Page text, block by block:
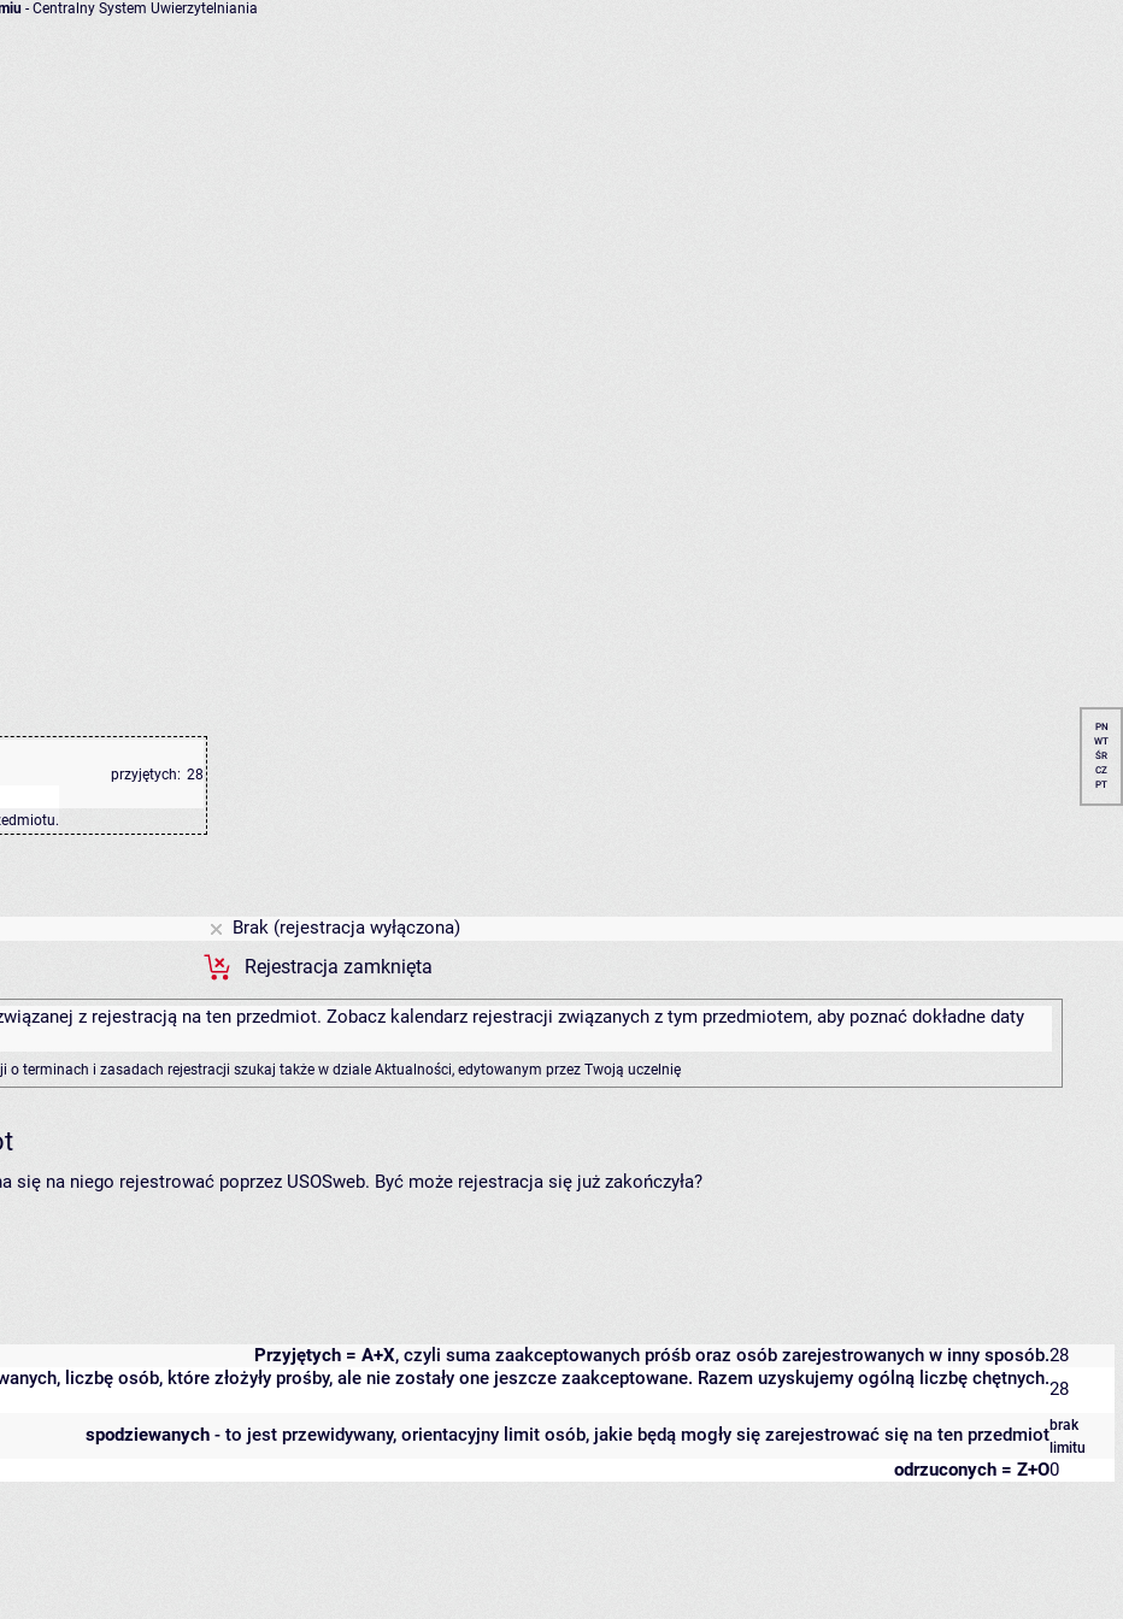
- Centralny System Uwierzytelniania
przyjętych: 28
.
PN
WT
ŚR
CZ
PT
Brak (rejestracja wyłączona)
Rejestracja zamknięta
z rejestracją na ten przedmiot. Zobacz kalendarz rejestracji związanych z tym przedmiotem, aby poznać dokładne daty
o terminach i zasadach rejestracji szukaj także w dziale Aktualności, edytowanym przez Twoją uczelnię
na niego rejestrować poprzez USOSweb. Być może rejestracja się już zakończyła?
Przyjętych = A+X, czyli suma zaakceptowanych próśb oraz osób zarejestrowanych w inny sposób.28
liczbę osób, które złożyły prośby, ale nie zostały one jeszcze zaakceptowane. Razem uzyskujemy ogólną liczbę chętnych.28
spodziewanych - to jest przewidywany, orientacyjny limit osób, jakie będą mogły się zarejestrować się na ten przedmiotbrak
limitu
odrzuconych = Z+O0